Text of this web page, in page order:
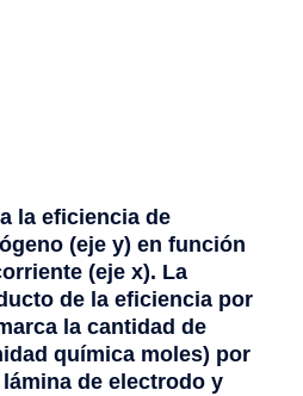
la eficiencia de
(eje y) en función
(eje x). La
de la eficiencia por
la cantidad de
química moles) por
de electrodo y